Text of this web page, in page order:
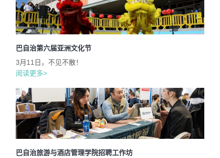
巴自治第六届亚洲文化节
3月11日，不见不散！
阅读更多>
巴自治旅游与酒店管理学院招聘工作坊